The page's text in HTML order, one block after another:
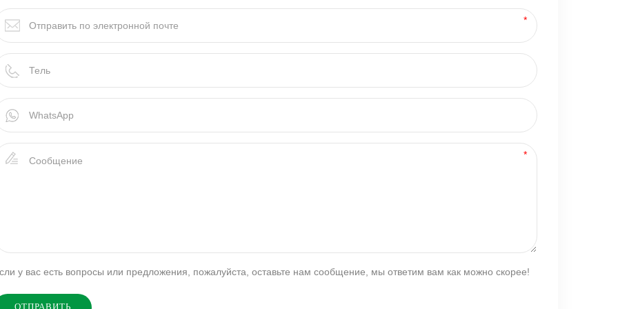
у вас есть вопросы или предложения, пожалуйста, оставьте нам сообщение, мы ответим вам как можно скорее!